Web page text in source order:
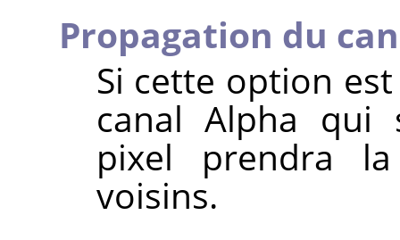
Propagation du
Si cette option
canal Alpha qui
pixel prendra
voisins.